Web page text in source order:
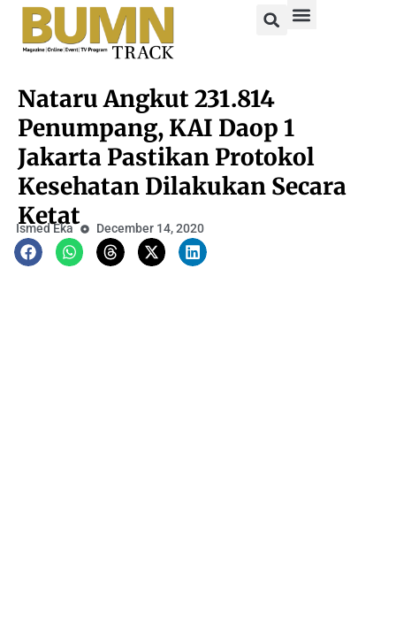
Nataru Angkut 231.814
Penumpang, KAI Daop 1
Jakarta Pastikan Protokol
Kesehatan Dilakukan Secara
Ketat
Ismed Eka December 14, 2020